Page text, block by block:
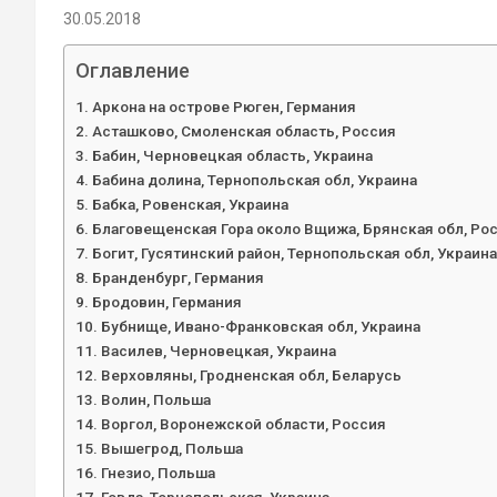
30.05.2018
Оглавление
Аркона на острове Рюген, Германия
Асташково, Смоленская область, Россия
Бабин, Черновецкая область, Украина
Бабина долина, Тернопольская обл, Украина
Бабка, Ровенская, Украина
Благовещенская Гора около Вщижа, Брянская обл,
Богит, Гусятинский район, Тернопольская обл, Украина
Бранденбург, Германия
Бродовин, Германия
Бубнище, Ивано-Франковская обл, Украина
Василев, Черновецкая, Украина
Верховляны, Гродненская обл, Беларусь
Волин, Польша
Воргол, Воронежской области, Россия
Вышегрод, Польша
Гнезио, Польша